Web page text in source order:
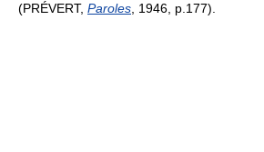
(PRÉVERT, Paroles, 1946, p.177).